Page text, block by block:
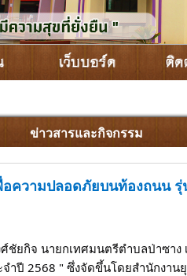
ข่าวสารและกิจกรรม
ความปลอดภัยบนท้องถนน รุ่
ยกิจ นายกเทศมนตรีตำบลป่าซาง
ปี 2568 " ซึ่งจัดขึ้นโดยสำนักงาน